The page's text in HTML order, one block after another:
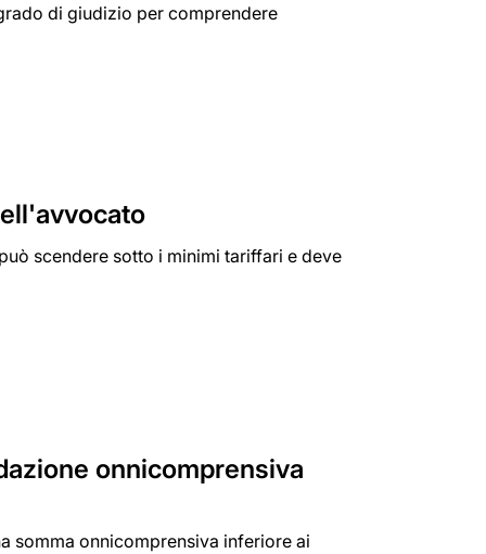
di giudizio per comprendere
scendere sotto i minimi tariffari e deve
onnicomprensiva
somma onnicomprensiva inferiore ai